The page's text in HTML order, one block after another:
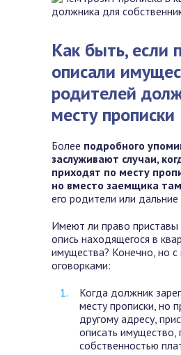
Как быть, если
описали
родителей
месту прописки
Более подробного
заслуживают случаи,
приходят по месту
но вместо заемщика
его родители или
Имеют ли право приставы
опись находящегося в
имущества? Конечно, но
оговорками:
Когда должник
месту прописки, но
другому адресу,
описать имущество,
собственностью